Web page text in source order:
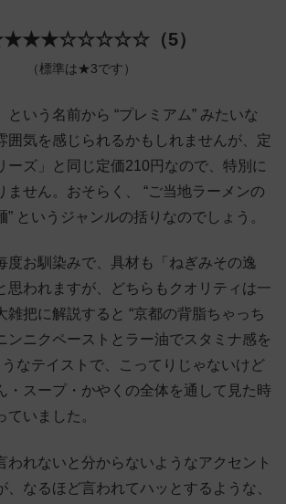
（5）
（標準は★3です）
という名前から “プレミアム” みたいな
囲気を感じられるかもしれませんが、定
ーズ」と同じ定価210円なので、特別に
ません。おそらく、 “ご当地ラーメンの
” というジャンルの括りなのでしょう。
度お馴染みで、具材も「ねぎみその逸
思われますが、どちらもクオリティは一
雑把に解説すると “京都の背脂ちゃっち
ンニクペーストとラー油でスタミナ感を
なテイストで、こってりじゃないけど
・スープ・かやくの全体を通して見た時
いました。
われないと分からないようなアクセント
、なるほど言われてハッとするような、